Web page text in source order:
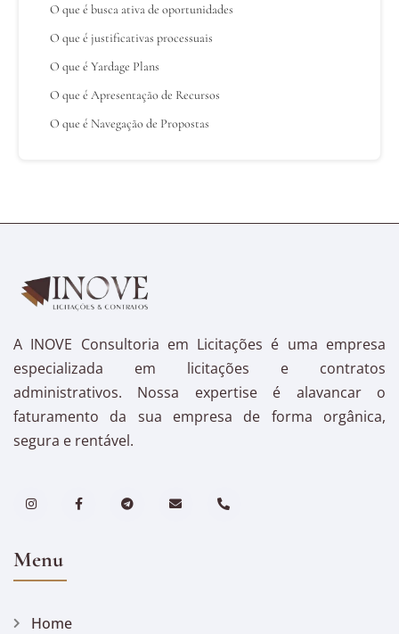
O que é busca ativa de oportunidades
O que é justificativas processuais
O que é Yardage Plans
O que é Apresentação de Recursos
O que é Navegação de Propostas
A INOVE Consultoria em Licitações é uma empresa
especializada em licitações e contratos
administrativos. Nossa expertise é alavancar o
faturamento da sua empresa de forma orgânica,
segura e rentável.
Menu
Home